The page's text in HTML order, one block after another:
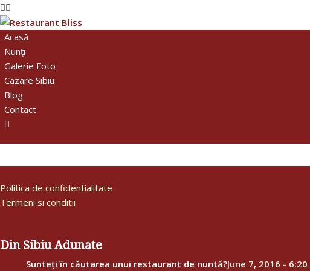
Acasă
Nunţi
Galerie Foto
Cazare Sibiu
Blog
Contact
Politica de confidentialitate
Termeni si conditii
Din Sibiu Adunate
Sunteți în căutarea unui restaurant de nuntă?June 7, 2016 -